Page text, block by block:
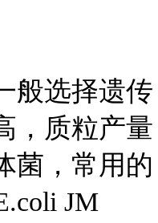
般选择遗传
，质粒产量
菌，常用的
JM